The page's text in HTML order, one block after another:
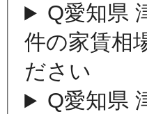
Q愛知県
件の家賃相
ださい
Q愛知県